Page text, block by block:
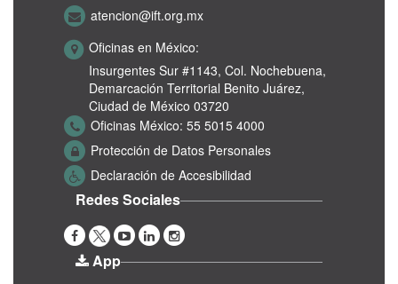
atencion@ift.org.mx
Oficinas en México:
Insurgentes Sur #1143, Col. Nochebuena,
Demarcación Territorial Benito Juárez,
Ciudad de México 03720
Oficinas México: 55 5015 4000
Protección de Datos Personales
Declaración de Accesibilidad
Redes Sociales
App